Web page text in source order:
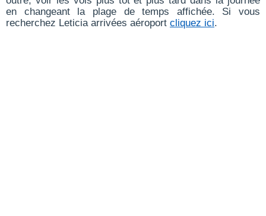
en changeant la plage de temps affichée. Si vous
recherchez Leticia arrivées aéroport cliquez ici.